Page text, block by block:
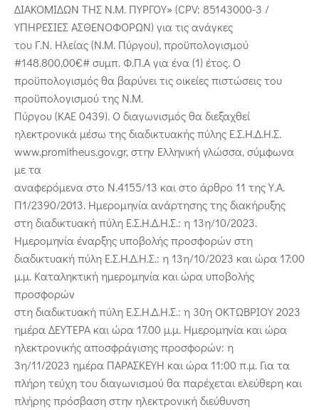
ΔΙΑΚΟΜΙΔΩΝ ΤΗΣ Ν.Μ. ΠΥΡΓΟΥ» (CPV: 85143000-3 /
ΥΠΗΡΕΣΙΕΣ ΑΣΘΕΝΟΦΟΡΩΝ) για τις ανάγκες
του Γ.Ν. Ηλείας (Ν.Μ. Πύργου), προϋπολογισμού
#148.800,00€# συμπ. Φ.Π.Α για ένα (1) έτος. Ο
προϋπολογισμός θα βαρύνει τις οικείες πιστώσεις του
προϋπολογισμού της Ν.Μ.
Πύργου (ΚΑΕ 0439). Ο διαγωνισμός θα διεξαχθεί
ηλεκτρονικά μέσω της διαδικτυακής πύλης Ε.Σ.Η.Δ.Η.Σ.
www.promitheus.gov.gr, στην Ελληνική γλώσσα, σύμφωνα
με τα
αναφερόμενα στο Ν.4155/13 και στο άρθρο 11 της Υ.Α.
Π1/2390/2013. Ημερομηνία ανάρτησης της διακήρυξης
στη διαδικτυακή πύλη Ε.Σ.Η.Δ.Η.Σ.: η 13η/10/2023.
Ημερομηνία έναρξης υποβολής προσφορών στη
διαδικτυακή πύλη Ε.Σ.Η.Δ.Η.Σ.: η 13η/10/2023 και ώρα 17:00
μ.μ. Καταληκτική ημερομηνία και ώρα υποβολής
προσφορών
στη διαδικτυακή πύλη Ε.Σ.Η.Δ.Η.Σ.: η 30η ΟΚΤΩΒΡΙΟΥ 2023
ημέρα ΔΕΥΤΕΡΑ και ώρα 17.00 μ.μ. Ημερομηνία και ώρα
ηλεκτρονικής αποσφράγισης προσφορών: η
3η/11/2023 ημέρα ΠΑΡΑΣΚΕΥΗ και ώρα 11:00 π.μ. Για τα
πλήρη τεύχη του διαγωνισμού θα παρέχεται ελεύθερη και
πλήρης πρόσβαση στην ηλεκτρονική διεύθυνση